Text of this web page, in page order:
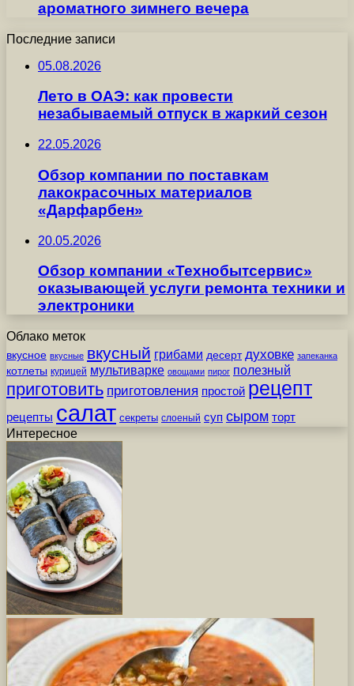
ароматного зимнего вечера
Последние записи
05.08.2026
Лето в ОАЭ: как провести
незабываемый отпуск в жаркий сезон
22.05.2026
Обзор компании по поставкам
лакокрасочных материалов
«Дарфарбен»
20.05.2026
Обзор компании «Технобытсервис»
оказывающей услуги ремонта техники и
электроники
Облако меток
вкусное вкусные вкусный грибами десерт духовке запеканка
котлеты курицей мультиварке овощами пирог полезный
приготовить приготовления простой рецепт
рецепты салат секреты слоеный суп сыром торт
Интересное